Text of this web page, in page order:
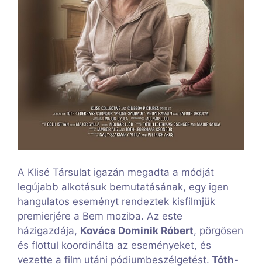
A Klisé Társulat igazán megadta a módját
legújabb alkotásuk bemutatásának, egy igen
hangulatos eseményt rendeztek kisfilmjük
premierjére a Bem moziba. Az este
házigazdája, Kovács Dominik Róbert, pörgősen
és flottul koordinálta az eseményeket, és
vezette a film utáni pódiumbeszélgetést. Tóth-